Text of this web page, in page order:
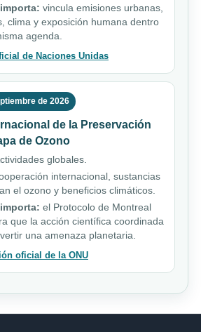
vincula emisiones urbanas,
clima y exposición humana dentro
agenda.
de Naciones Unidas
de 2026
de la Preservación
de Ozono
globales.
internacional, sustancias
el ozono y beneficios climáticos.
el Protocolo de Montreal
que la acción científica coordinada
una amenaza planetaria.
oficial de la ONU